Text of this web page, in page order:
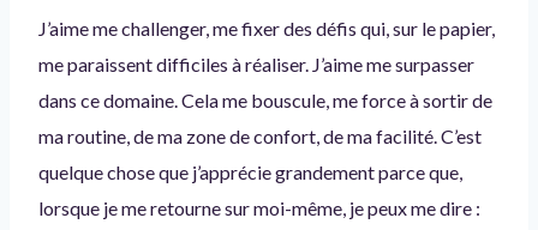
J’aime me challenger, me fixer des défis qui, sur le papier,
me paraissent difficiles à réaliser. J’aime me surpasser
dans ce domaine. Cela me bouscule, me force à sortir de
ma routine, de ma zone de confort, de ma facilité. C’est
quelque chose que j’apprécie grandement parce que,
lorsque je me retourne sur moi-même, je peux me dire :